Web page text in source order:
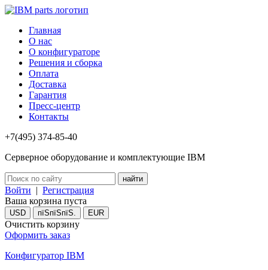
Главная
О нас
О конфигураторе
Решения и сборка
Оплата
Доставка
Гарантия
Пресс-центр
Контакты
+7(495) 374-85-40
Серверное оборудование и комплектующие IBM
Войти | Регистрация
Ваша корзина пуста
USD пїЅпїЅпїЅ. EUR
Очистить корзину
Оформить заказ
Конфигуратор IBM